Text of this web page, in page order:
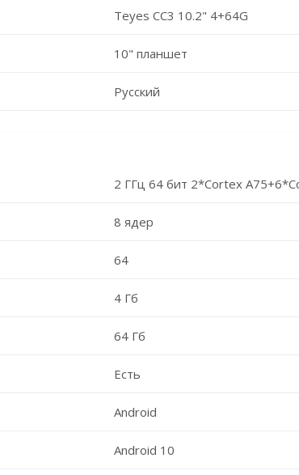
Teyes CC3 10.2" 4+64G
10" планшет
Русский
2 ГГц 64 бит 2*Cortex
8 ядер
64
4 Гб
64 Гб
Есть
Android
Android 10